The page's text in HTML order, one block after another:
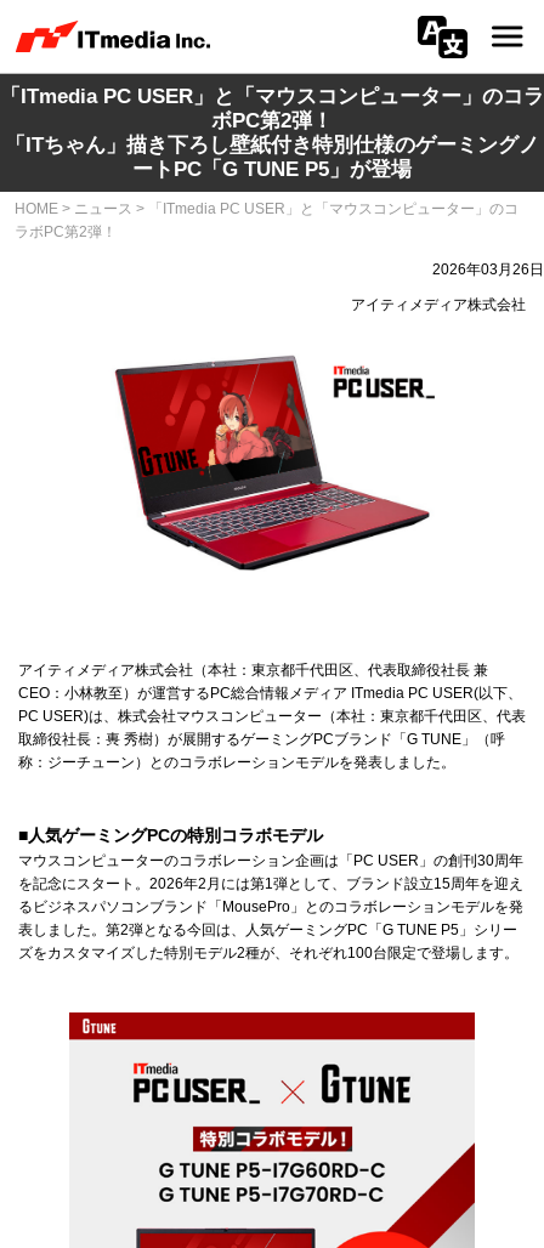
会社情報
ニュース
IR
「ITmedia PC USER」と「マウスコンピューター」のコラ
ボPC第2弾！
「ITちゃん」描き下ろし壁紙付き特別仕様のゲーミングノ
ートPC「G TUNE P5」が登場
HOME > ニュース >
「ITmedia PC USER」と「マウスコンピューター」のコ
ラボPC第2弾！
2026年03月26日
アイティメディア株式会社
アイティメディア株式会社（本社：東京都千代田区、代表取締役社長 兼
CEO：小林教至）が運営するPC総合情報メディア ITmedia PC USER(以下、
PC USER)は、株式会社マウスコンピューター（本社：東京都千代田区、代表
取締役社長：軣 秀樹）が展開するゲーミングPCブランド「G TUNE」（呼
称：ジーチューン）とのコラボレーションモデルを発表しました。
■人気ゲーミングPCの特別コラボモデル
マウスコンピューターのコラボレーション企画は「PC USER」の創刊30周年
を記念にスタート。2026年2月には第1弾として、ブランド設立15周年を迎え
るビジネスパソコンブランド「MousePro」とのコラボレーションモデルを発
表しました。第2弾となる今回は、人気ゲーミングPC「G TUNE P5」シリー
ズをカスタマイズした特別モデル2種が、それぞれ100台限定で登場します。